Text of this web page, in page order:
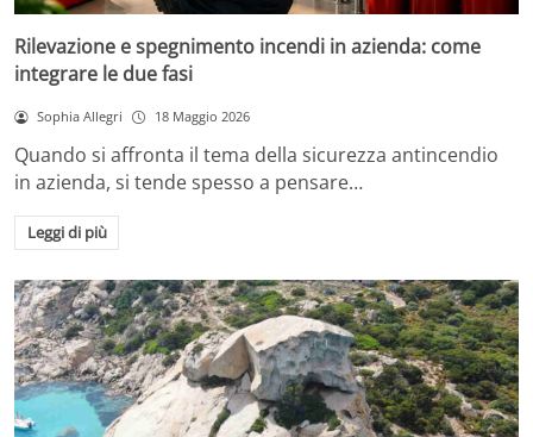
Rilevazione e spegnimento incendi in azienda: come
integrare le due fasi
Sophia Allegri 18 Maggio 2026
Quando si affronta il tema della sicurezza antincendio
in azienda, si tende spesso a pensare…
Leggi di più